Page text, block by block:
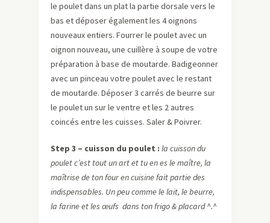
le poulet dans un plat la partie dorsale vers le
bas et déposer également les 4 oignons
nouveaux entiers. Fourrer le poulet avec un
oignon nouveau, une cuillère à soupe de votre
préparation à base de moutarde. Badigeonner
avec un pinceau votre poulet avec le restant
de moutarde. Déposer 3 carrés de beurre sur
le poulet un sur le ventre et les 2 autres
coincés entre les cuisses. Saler & Poivrer.
Step 3 – cuisson du poulet : la cuisson du
poulet c’est tout un art et tu en es le maître, la
maîtrise de ton four en cuisine fait partie des
indispensables. Un peu comme le lait, le beurre,
la farine et les œufs dans ton frigo & placard ^.^